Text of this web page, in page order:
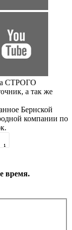
СТРОГО
а так же
Бернской
компании по
время.